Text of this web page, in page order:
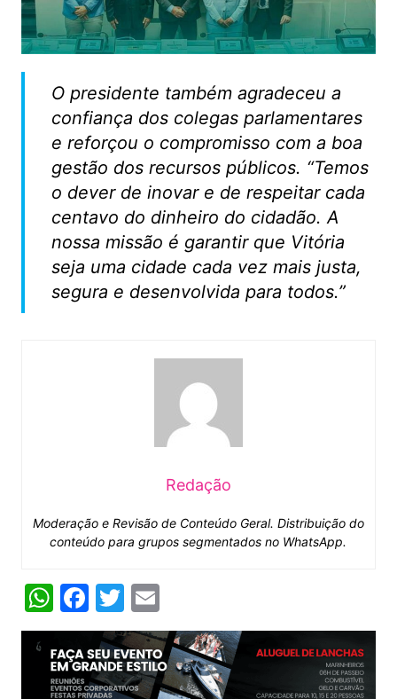
O presidente também agradeceu a
confiança dos colegas parlamentares
e reforçou o compromisso com a boa
gestão dos recursos públicos. “Temos
o dever de inovar e de respeitar cada
centavo do dinheiro do cidadão. A
nossa missão é garantir que Vitória
seja uma cidade cada vez mais justa,
segura e desenvolvida para todos.”
Redação
Moderação e Revisão de Conteúdo Geral. Distribuição do
conteúdo para grupos segmentados no WhatsApp.
W
h
at
s
F
a
c
e
T
w
itt
er
E
m
ai
l